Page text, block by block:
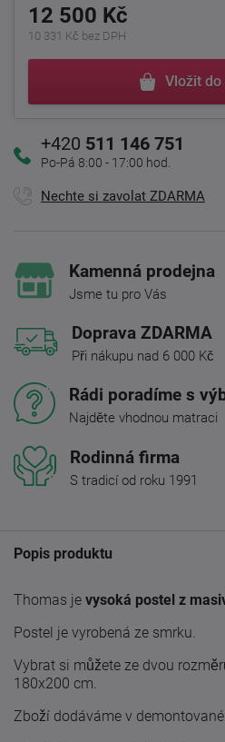
12 500 Kč
10 331 Kč bez DPH
Vložit do
+420 511 146 751
Po-Pá 8:00 - 17:00 hod.
Nechte si zavolat ZDARMA
Kamenná prodejna
Jsme tu pro Vás
Doprava ZDARMA
Při nákupu nad 6 000 Kč
Rádi poradíme s
Najděte vhodnou matraci
Rodinná firma
S tradicí od roku 1991
Popis produktu
Thomas je vysoká postel z
Postel je vyrobená ze smrku.
Vybrat si můžete ze dvou
180x200 cm.
Zboží dodáváme v